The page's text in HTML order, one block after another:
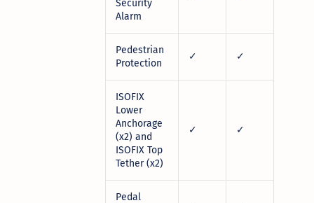
Security
Alarm
Pedestrian
Protection
✓ ✓
ISOFIX
Lower
Anchorage
(x2) and
ISOFIX Top
Tether (x2)
✓ ✓
Pedal